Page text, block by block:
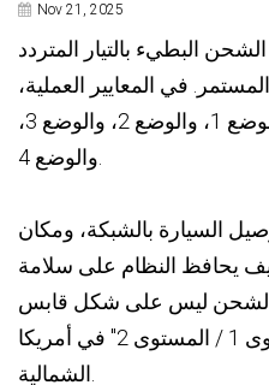
Nov 21, 2025
البطيء بالتيار المتردد
في المعايير العملية،
تُوصف الأفكار نفسها بالوضع 1، والوضع 2، والوضع 3،
السيارة بالشبكة، ومكان
يحافظ النظام على سلامة
ليس على شكل قابس
وليس هو نفس "المستوى 1 / المستوى 2" في أمريكا